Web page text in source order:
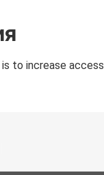
to increase